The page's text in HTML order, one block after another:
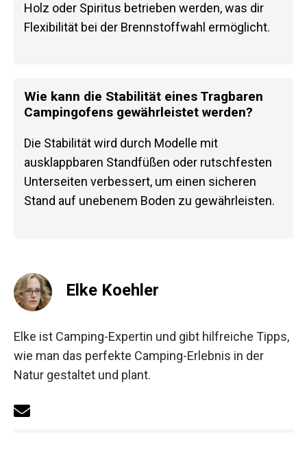
Holz oder Spiritus betrieben werden, was dir
Flexibilität bei der Brennstoffwahl ermöglicht.
Wie kann die Stabilität eines Tragbaren
Campingofens gewährleistet werden?
Die Stabilität wird durch Modelle mit
ausklappbaren Standfüßen oder rutschfesten
Unterseiten verbessert, um einen sicheren
Stand auf unebenem Boden zu gewährleisten.
Elke Koehler
Elke ist Camping-Expertin und gibt hilfreiche Tipps,
wie man das perfekte Camping-Erlebnis in der
Natur gestaltet und plant.